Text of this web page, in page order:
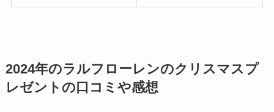
2024年のラルフローレンのクリスマスプ
レゼントの口コミや感想